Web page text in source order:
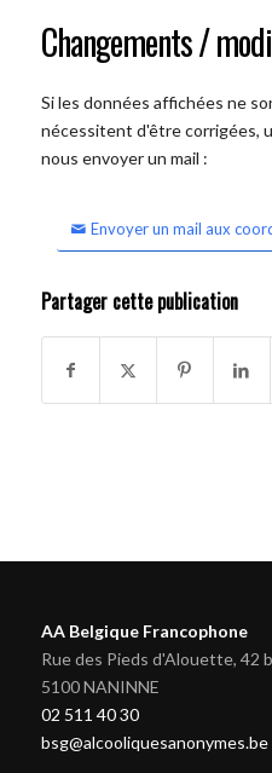
Changements /
Si les données affichées ne
nécessitent d'être corrigées,
nous envoyer un mail :
Envoyer un mail aux
Partager cette publication
AA Belgique Francophone
Rue des Pieds d'Alouette, 42 b
5100 NANINNE
02 511 40 30
bsg@alcooliquesanonymes.be